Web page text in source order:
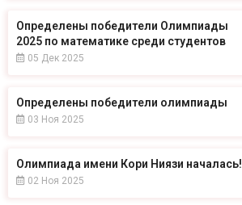
Определены победители Олимпиады
2025 по математике среди студентов
05 Дек 2025
Определены победители олимпиады
03 Ноя 2025
Олимпиада имени Кори Ниязи началась!
02 Ноя 2025